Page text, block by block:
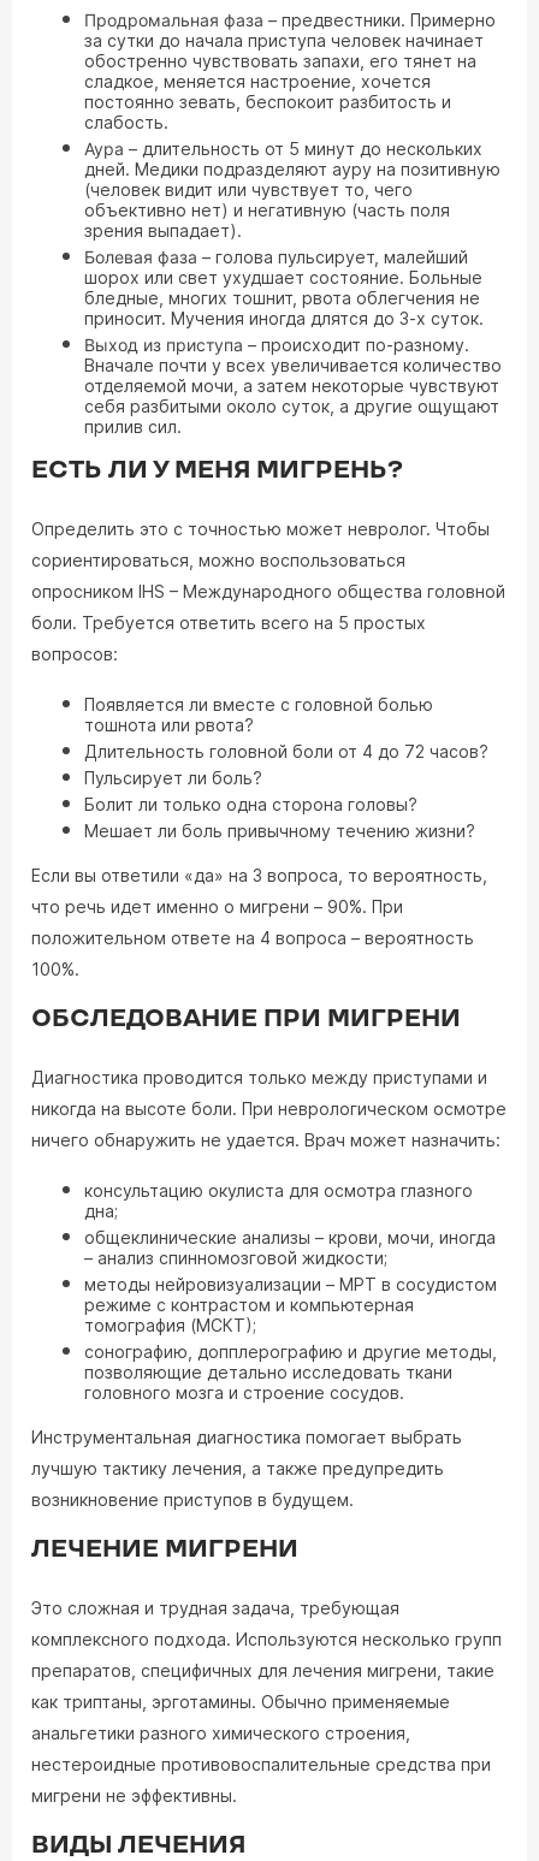
Продромальная фаза – предвестники. Примерно
за сутки до начала приступа человек начинает
обостренно чувствовать запахи, его тянет на
сладкое, меняется настроение, хочется
постоянно зевать, беспокоит разбитость и
слабость.
Аура – длительность от 5 минут до нескольких
дней. Медики подразделяют ауру на позитивную
(человек видит или чувствует то, чего
объективно нет) и негативную (часть поля
зрения выпадает).
Болевая фаза – голова пульсирует, малейший
шорох или свет ухудшает состояние. Больные
бледные, многих тошнит, рвота облегчения не
приносит. Мучения иногда длятся до 3-х суток.
Выход из приступа – происходит по-разному.
Вначале почти у всех увеличивается количество
отделяемой мочи, а затем некоторые чувствуют
себя разбитыми около суток, а другие ощущают
прилив сил.
ЕСТЬ ЛИ У МЕНЯ МИГРЕНЬ?
Определить это с точностью может невролог. Чтобы
сориентироваться, можно воспользоваться
опросником IHS – Международного общества головной
боли. Требуется ответить всего на 5 простых
вопросов:
Появляется ли вместе с головной болью
тошнота или рвота?
Длительность головной боли от 4 до 72 часов?
Пульсирует ли боль?
Болит ли только одна сторона головы?
Мешает ли боль привычному течению жизни?
Если вы ответили «да» на 3 вопроса, то вероятность,
что речь идет именно о мигрени – 90%. При
положительном ответе на 4 вопроса – вероятность
100%.
ОБСЛЕДОВАНИЕ ПРИ МИГРЕНИ
Диагностика проводится только между приступами и
никогда на высоте боли. При неврологическом осмотре
ничего обнаружить не удается. Врач может назначить:
консультацию окулиста для осмотра глазного
дна;
общеклинические анализы – крови, мочи, иногда
– анализ спинномозговой жидкости;
методы нейровизуализации – МРТ в сосудистом
режиме с контрастом и компьютерная
томография (МСКТ);
сонографию, допплерографию и другие методы,
позволяющие детально исследовать ткани
головного мозга и строение сосудов.
Инструментальная диагностика помогает выбрать
лучшую тактику лечения, а также предупредить
возникновение приступов в будущем.
ЛЕЧЕНИЕ МИГРЕНИ
Это сложная и трудная задача, требующая
комплексного подхода. Используются несколько групп
препаратов, специфичных для лечения мигрени, такие
как триптаны, эрготамины. Обычно применяемые
анальгетики разного химического строения,
нестероидные противовоспалительные средства при
мигрени не эффективны.
ВИДЫ ЛЕЧЕНИЯ